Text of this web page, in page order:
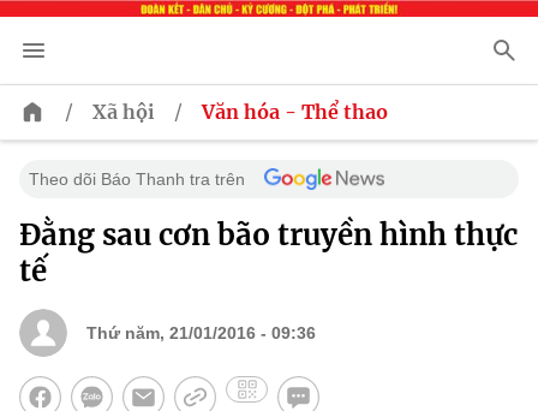
/ Xã hội / Văn hóa - Thể thao
Theo dõi Báo Thanh tra trên
Đằng sau cơn bão truyền hình thực
tế
Thứ năm, 21/01/2016 - 09:36